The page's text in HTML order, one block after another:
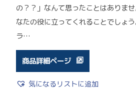
の？？」なんて思ったことはありま
なたの役に立ってくれることでしょ
ラ…
商品詳細ページ
気になるリストに追加